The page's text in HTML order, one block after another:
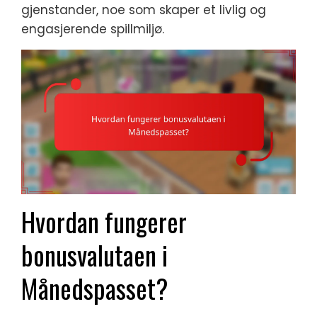
gjenstander, noe som skaper et livlig og
engasjerende spillmiljø.
Hvordan fungerer
bonusvalutaen i
Månedspasset?